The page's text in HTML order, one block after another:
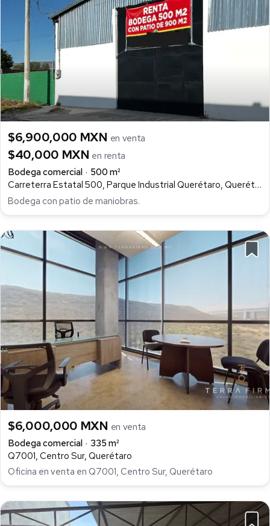
$6,900,000 MXN en venta
$40,000 MXN en renta
Bodega comercial
500 m²
Carreterra Estatal 500, Parque Industrial Querétaro, Querétaro
Bodega con patio de maniobras.
$6,000,000 MXN en venta
Bodega comercial
335 m²
Q7001, Centro Sur, Querétaro
Oficina en venta en Q7001, Centro Sur, Querétaro